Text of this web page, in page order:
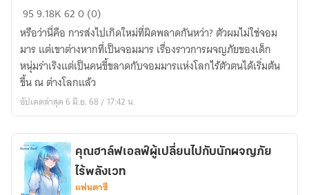
ร่าง
เป็น
จอม
มาร?
แต่
วิญญาณ
ยัง
คน
เดิม!
959.18K620 (0)
หรือว่านี่คือ การส่งไปเกิดใหม่ที่ผิดพลาดกันหว่า? ตัวผมไม่ใช่จอม
มาร แต่เขาต่างหากที่เป็นจอมมาร เรื่องราวการผจญภัยของเด็ก
หนุ่มร่าเริงแต่เป็นคนขี้ขลาดกับจอมมารแห่งโลกไร้ตัวตนได้เริ่มต้น
ขึ้น ณ ต่างโลกแล้ว
อัปเดตล่าสุด 6 มิ.ย. 68 / 17:42 น.
คุณฮาล์ฟเอลฟ์ผู้เปลี่ยนไปกับนักผจญภัย
ไร้พลังเวท
แฟนตาซี